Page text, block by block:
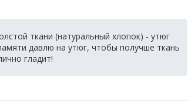
ткани (натуральный хлопок) - утюг
давлю на утюг, чтобы получше ткань
гладит!